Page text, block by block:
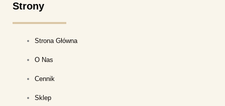
Strony
Strona Główna
O Nas
Cennik
Sklep